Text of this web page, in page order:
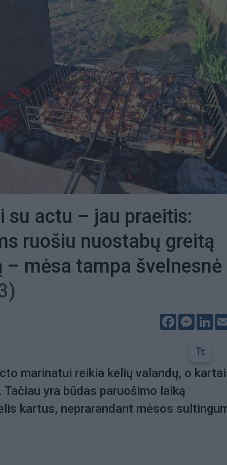
su actu – jau praeitis:
ruošiu nuostabų greitą
– mėsa tampa švelnesnė
Facebook
marinatui reikia kelių valandų, o
yra būdas paruošimo laiką
kartus, neprarandant mėsos